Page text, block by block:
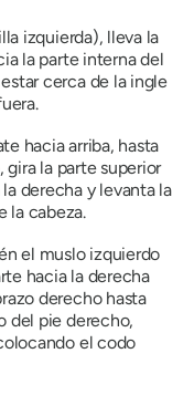
izquierda), lleva la
la parte interna del
cerca de la ingle
hacia arriba, hasta
gira la parte superior
derecha y levanta la
la cabeza.
el muslo izquierdo
hacia la derecha
derecho hasta
del pie derecho,
el codo